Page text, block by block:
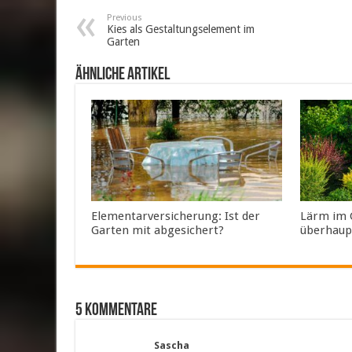
Previous
Kies als Gestaltungselement im
Garten
ähnliche Artikel
Elementarversicherung: Ist der
Garten mit abgesichert?
Lärm im
5 Kommentare
Sascha